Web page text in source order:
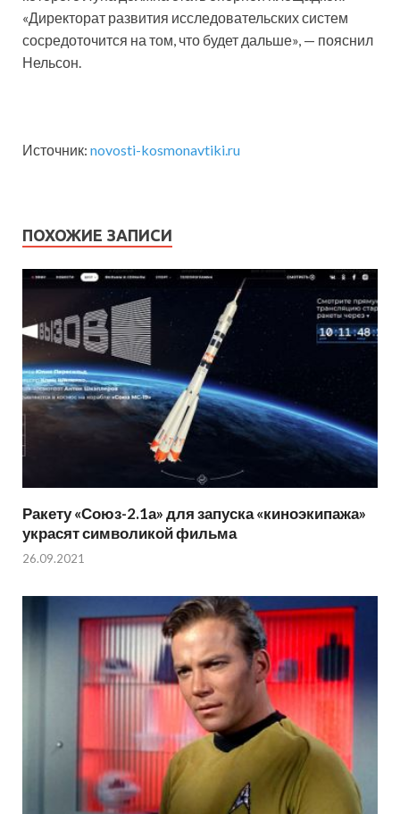
«Директорат развития исследовательских систем
сосредоточится на том, что будет дальше», — пояснил
Нельсон.
Источник: novosti-kosmonavtiki.ru
ПОХОЖИЕ ЗАПИСИ
Ракету «Союз-2.1а» для запуска «киноэкипажа»
украсят символикой фильма
26.09.2021